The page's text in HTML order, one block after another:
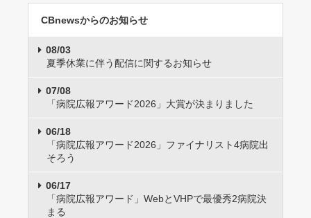
CBnewsからのお知らせ
08/03
夏季休業に伴う配信に関するお知らせ
07/08
「病院広報アワード2026」大賞が決まりました
06/18
「病院広報アワード2026」ファイナリスト4病院出
そろう
06/17
「病院広報アワード」WebとVHPで最優秀2病院決
まる